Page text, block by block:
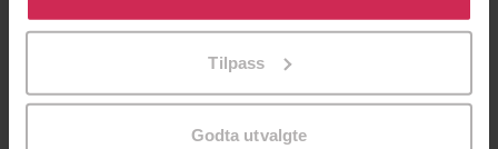
tilpasse ditt samtykke til spesifikke formål ved å klikke
Tilpass
Godta utvalgte
149,-
EBOK
199,-
EBOK